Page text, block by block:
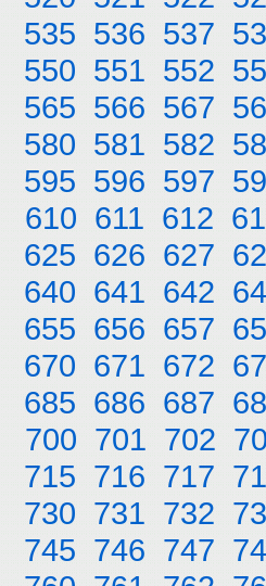
535 536 537
550 551 552
565 566 567
580 581 582
595 596 597
610 611 612
625 626 627
640 641 642
655 656 657
670 671 672
685 686 687
700 701 702
715 716 717
730 731 732
745 746 747